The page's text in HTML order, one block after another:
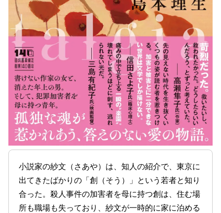
小説家の紗文（さあや）は、知人の紹介で、東京に
出てきたばかりの「創（そう）」という若者と知り
合った。殺人事件の加害者を母に持つ創は、住む場
所も職場も失っており、紗文が一時的に家に泊める